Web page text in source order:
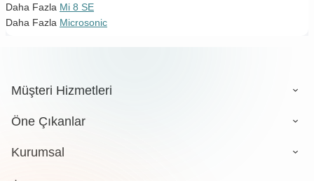
Daha Fazla Mi 8 SE
Daha Fazla Microsonic
Müşteri Hizmetleri
Öne Çıkanlar
Kurumsal